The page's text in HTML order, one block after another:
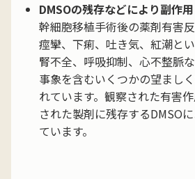
DMSOの残存などにより副作用
幹細胞移植手術後の薬剤有害
痙攣、下痢、吐き気、紅潮と
腎不全、呼吸抑制、心不整脈
事象を含むいくつかの望まし
れています。観察された有害
された製剤に残存するDMSO
ています。